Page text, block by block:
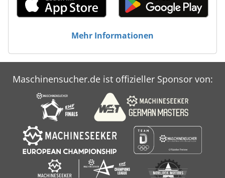
Mehr Informationen
Maschinensucher.de ist offizieller Sponsor von: